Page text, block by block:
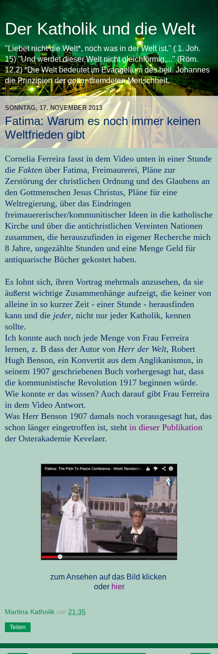
Der Katholik und die Welt
"Liebet nicht die Welt*, noch was in der Welt ist." ( 1. Joh.
15) "Und werdet dieser Welt nicht gleichförmig,..." (Röm.
12,2) *Die Welt bedeutet im Evangelium des heil. Johannes
die Prinzipien der gottentfremdeten Menschheit.
SONNTAG, 17. NOVEMBER 2013
Fatima: Warum es noch immer keinen
Weltfrieden gibt
Cornelia Ferreira fasst in dem Video unten in einer Stunde
die Fakten über Fatima, Freimaurerei, Pläne zur
Zerstörung der christlichen Ordnung und des Glaubens an
den Gottmenschen Jesus Christus, Pläne für eine
Weltregierung, über das Eindringen
freimauererischer/kommunitischer Ideen in die katholische
Kirche und über die antichristlichen Vereinten Nationen
zusammen, die herauszufinden in eigener Recherche mich
8 Jahre, ungezählte Stunden und eine Menge Geld für
antiquarische Bücher gekostet haben.
Es lohnt sich, ihren Vortrag mehrmals anzusehen, da sie
äußerst wichtige Zusammenhänge aufzeigt, die keiner von
alleine in so kurzer Zeit - einer Stunde - herausfinden
kann und die jeder, nicht nur jeder Katholik, kennen
sollte.
Ich konnte auch noch jede Menge von Frau Ferreira
lernen, z. B dass der Autor von Herr der Welt, Robert
Hugh Benson, ein Konvertit aus dem Anglikanismus, in
seinem 1907 geschriebenen Buch vorhergesagt hat, dass
die kommunistische Revolution 1917 beginnen würde.
Wie konnte er das wissen? Auch darauf gibt Frau Ferreira
in dem Video Antwort.
Was Herr Benson 1907 damals noch vorausgesagt hat, das
schon länger eingetroffen ist, steht in dieser Publikation
der Osterakademie Kevelaer.
zum Ansehen auf das Bild klicken
oder hier
Martina Katholik um 21:35
Teilen